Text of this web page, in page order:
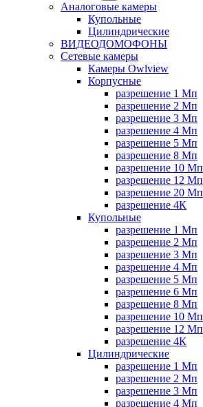
Аналоговые камеры
Купольные
Цилиндрические
ВИДЕОДОМОФОНЫ
Сетевые камеры
Камеры Owlview
Корпусные
разрешение 1 Мп
разрешение 2 Мп
разрешение 3 Мп
разрешение 4 Мп
разрешение 5 Мп
разрешение 8 Мп
разрешение 10 Мп
разрешение 12 Мп
разрешение 20 Мп
разрешение 4К
Купольные
разрешение 1 Мп
разрешение 2 Мп
разрешение 3 Мп
разрешение 4 Мп
разрешение 5 Мп
разрешение 6 Мп
разрешение 8 Мп
разрешение 10 Мп
разрешение 12 Мп
разрешение 4К
Цилиндрические
разрешение 1 Мп
разрешение 2 Мп
разрешение 3 Мп
разрешение 4 Мп